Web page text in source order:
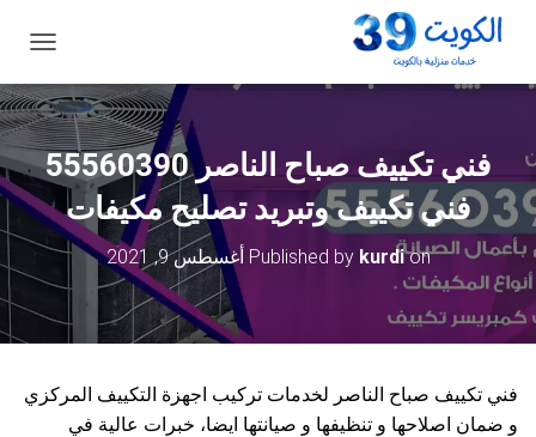
ب
د
ي
ل
ل
ت
ن
ل
فني تكييف صباح الناصر 55560390
فني تكييف وتبريد تصليح مكيفات
Published by kurdion أغسطس 9, 2021
فني تكييف صباح الناصر لخدمات تركيب اجهزة التكييف المركزي
و ضمان اصلاحها و تنظيفها و صيانتها ايضا، خبرات عالية في